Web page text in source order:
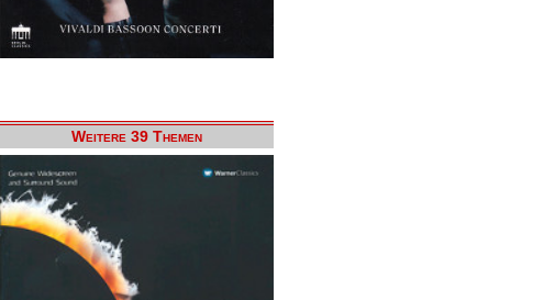
Weitere 39 Themen